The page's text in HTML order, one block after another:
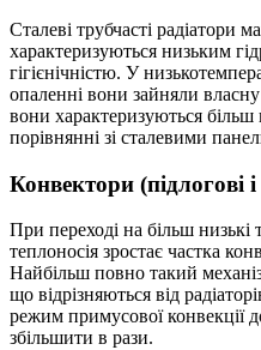
Сталеві трубчасті радіатори
характеризуються низьким
гігієнічністю. У
опаленні вони зайняли
вони характеризуються
порівнянні зі сталевими
Конвектори (підлогові і
При переході на більш низькі
теплоносія зростає частка
Найбільш повно такий
що відрізняються від
режим примусової конвекції
збільшити в рази.